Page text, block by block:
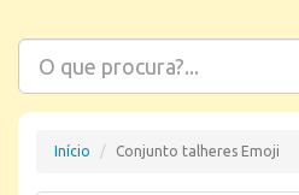
Início Conjunto talheres Emoji